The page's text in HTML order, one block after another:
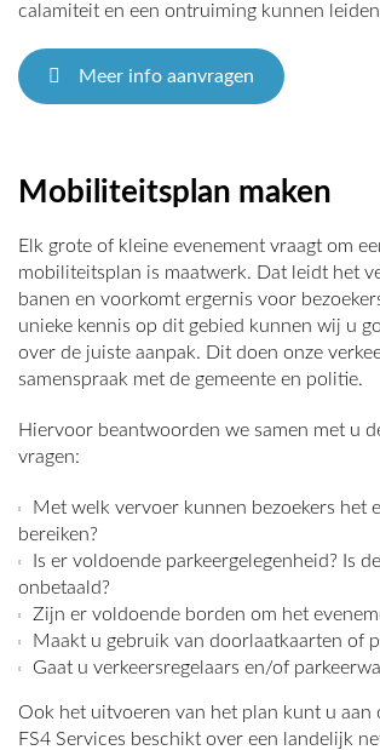
calamiteit en een ontruiming kunnen
Meer info aanvragen
Mobiliteitsplan maken
Elk grote of kleine evenement vraagt om
mobiliteitsplan is maatwerk. Dat leidt het
banen en voorkomt ergernis voor
unieke kennis op dit gebied kunnen wij u
over de juiste aanpak. Dit doen onze
samenspraak met de gemeente en politie.
Hiervoor beantwoorden we samen met u
vragen:
Met welk vervoer kunnen bezoekers het
bereiken?
Is er voldoende parkeergelegenheid? Is
onbetaald?
Zijn er voldoende borden om het
Maakt u gebruik van doorlaatkaarten of
Gaat u verkeersregelaars en/of
Ook het uitvoeren van het plan kunt u aan
FS4 Services beschikt over een landelijk